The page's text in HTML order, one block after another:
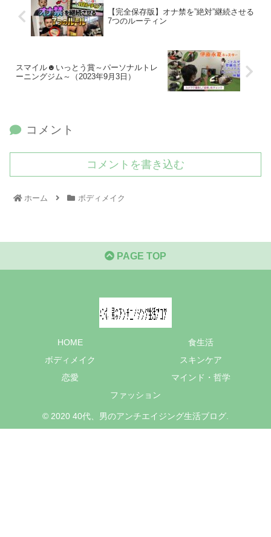
【完全保存版】オナ禁を”絶対”継続させる
7つのルーティン
スマイル☻いっとう賞～パーソナルトレ
ーニングジム～（2023年9月3日）
コメント
コメントを書き込む
ホーム ボディメイク
PAGE TOP
HOME
食生活
ボディメイク
スキンケア
恋愛
マインド・哲学
ファッション
© 2020 40代、男のアンチエイジング生活ブログ.